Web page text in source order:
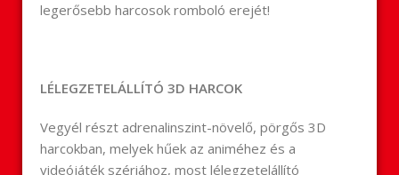
legerősebb harcosok romboló erejét!
LÉLEGZETELÁLLÍTÓ 3D HARCOK
Vegyél részt adrenalinszint-növelő, pörgős 3D
harcokban, melyek hűek az animéhez és a
videójáték szériához, most lélegzetelállító